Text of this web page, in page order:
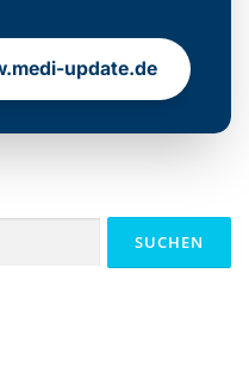
update.de